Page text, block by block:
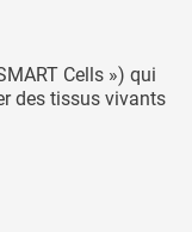
Cells ») qui
des tissus vivants